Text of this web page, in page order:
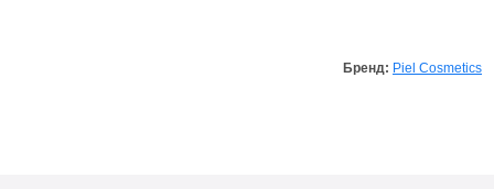
Бренд: Piel Cosmetics